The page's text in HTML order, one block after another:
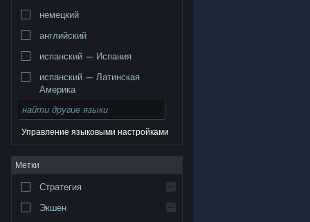
© Valve Corporation. Все права сохранены. Все
торговые марки являются собственностью
Правовая информация
Соглашение подписчика Steam
Файлы cookie
немецкий
английский
испанский — Испания
испанский — Латинская
Америка
Управление языковыми настройками
Метки
Стратегия
Экшен